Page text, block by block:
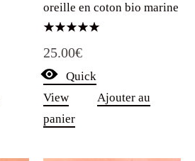
oreille en coton bio marine
5.00
25.00€
Quick
View
Ajouter au
panier